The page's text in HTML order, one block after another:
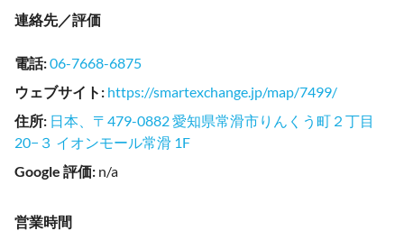
連絡先／評価
電話:06-7668-6875
ウェブサイト : https://smartexchange.jp/map/7499/
住所: 日本、〒479-0882 愛知県常滑市りんくう町２丁目
20−３ イオンモール常滑 1F
Google 評価: n/a
営業時間